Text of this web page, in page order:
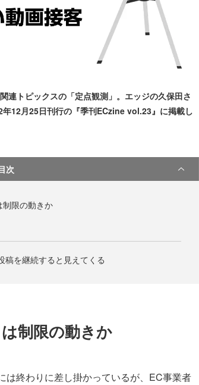
連トピックスの「定点観測」。エッジの久保田さ
12月25日刊行の『季刊ECzine vol.23』に掲載し
次
限の動きか
稿を継続すると見えてくる
制限の動きか
終わりに差し掛かっているが、EC事業者